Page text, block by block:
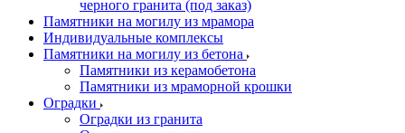
черного гранита (под заказ)
Памятники на могилу из мрамора
Индивидуальные комплексы
Памятники на могилу из бетона
Памятники из керамобетона
Памятники из мраморной крошки
Оградки
Оградки из гранита